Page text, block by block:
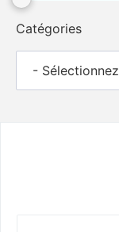
Catégories
-